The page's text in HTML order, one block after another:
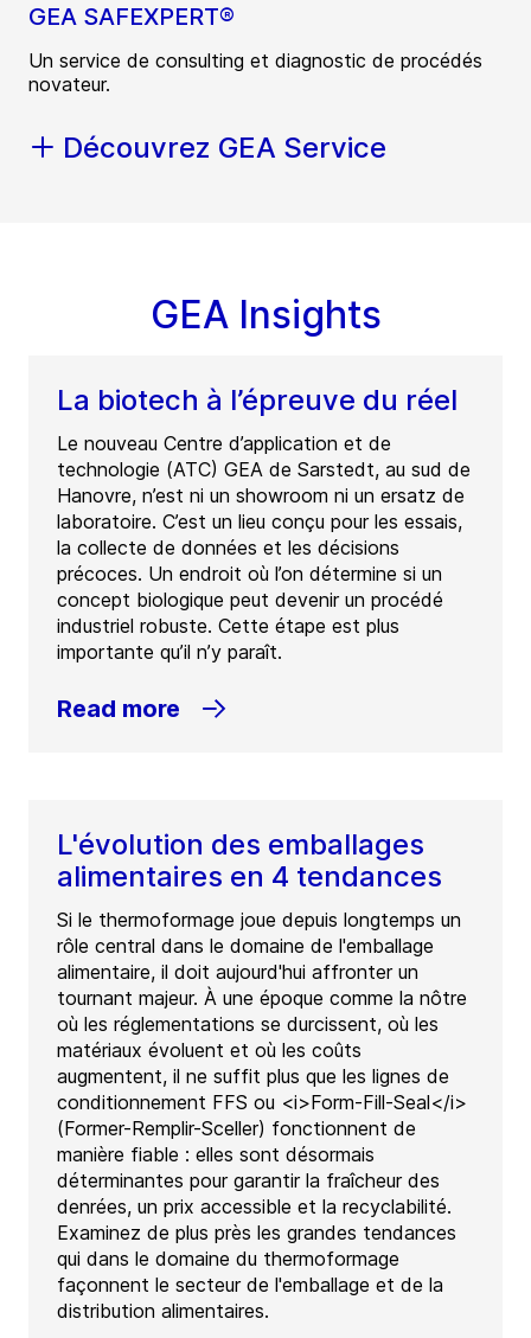
GEA SAFEXPERT®
Un service de consulting et diagnostic de procédés
novateur.
Découvrez GEA Service
GEA Insights
La biotech à l’épreuve du réel
Le nouveau Centre d’application et de
technologie (ATC) GEA de Sarstedt, au sud de
Hanovre, n’est ni un showroom ni un ersatz de
laboratoire. C’est un lieu conçu pour les essais,
la collecte de données et les décisions
précoces. Un endroit où l’on détermine si un
concept biologique peut devenir un procédé
industriel robuste. Cette étape est plus
importante qu’il n’y paraît.
Read more
L'évolution des emballages
alimentaires en 4 tendances
Si le thermoformage joue depuis longtemps un
rôle central dans le domaine de l'emballage
alimentaire, il doit aujourd'hui affronter un
tournant majeur. À une époque comme la nôtre
où les réglementations se durcissent, où les
matériaux évoluent et où les coûts
augmentent, il ne suffit plus que les lignes de
conditionnement FFS ou <i>Form-Fill-Seal</i>
(Former-Remplir-Sceller) fonctionnent de
manière fiable : elles sont désormais
déterminantes pour garantir la fraîcheur des
denrées, un prix accessible et la recyclabilité.
Examinez de plus près les grandes tendances
qui dans le domaine du thermoformage
façonnent le secteur de l'emballage et de la
distribution alimentaires.